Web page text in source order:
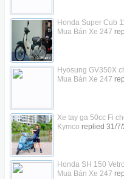
Honda Super Cub
Mua Bán Xe 247
Hyosung GV350X
Mua Bán Xe 247
Xe tay ga 50cc Fi
Kymco replied 31/7/
Honda SH 150
Mua Bán Xe 247